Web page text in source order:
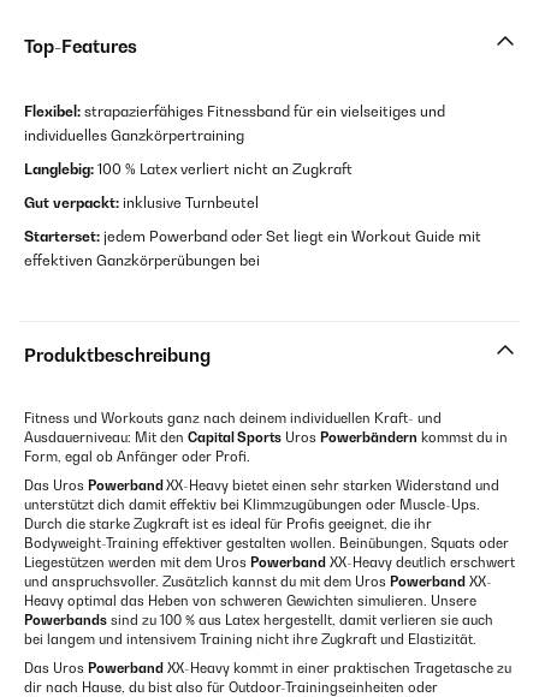
Top-Features
Flexibel: strapazierfähiges Fitnessband für ein vielseitiges und
individuelles Ganzkörpertraining
Langlebig: 100 % Latex verliert nicht an Zugkraft
Gut verpackt: inklusive Turnbeutel
Starterset: jedem Powerband oder Set liegt ein Workout Guide mit
effektiven Ganzkörperübungen bei
Produktbeschreibung
Fitness und Workouts ganz nach deinem individuellen Kraft- und
Ausdauerniveau: Mit den Capital Sports Uros Powerbändern kommst du in
Form, egal ob Anfänger oder Profi.
Das Uros Powerband XX-Heavy bietet einen sehr starken Widerstand und
unterstützt dich damit effektiv bei Klimmzugübungen oder Muscle-Ups.
Durch die starke Zugkraft ist es ideal für Profis geeignet, die ihr
Bodyweight-Training effektiver gestalten wollen. Beinübungen, Squats oder
Liegestützen werden mit dem Uros Powerband XX-Heavy deutlich erschwert
und anspruchsvoller. Zusätzlich kannst du mit dem Uros Powerband XX-
Heavy optimal das Heben von schweren Gewichten simulieren. Unsere
Powerbands sind zu 100 % aus Latex hergestellt, damit verlieren sie auch
bei langem und intensivem Training nicht ihre Zugkraft und Elastizität.
Das Uros Powerband XX-Heavy kommt in einer praktischen Tragetasche zu
dir nach Hause, du bist also für Outdoor-Trainingseinheiten oder